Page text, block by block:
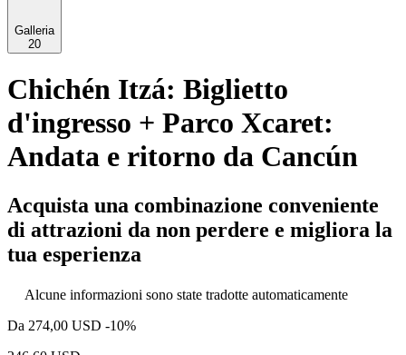
Galleria
20
Chichén Itzá: Biglietto
d'ingresso + Parco Xcaret:
Andata e ritorno da Cancún
Acquista una combinazione conveniente
di attrazioni da non perdere e migliora la
tua esperienza
Alcune informazioni sono state tradotte automaticamente
Da 274,00 USD -10%